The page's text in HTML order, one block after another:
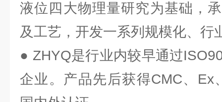
液位四大物理量研究为基础，
及工艺，开发一系列规模化、行
● ZHYQ是行业内较早通过
企业。产品先后获得CMC、Ex